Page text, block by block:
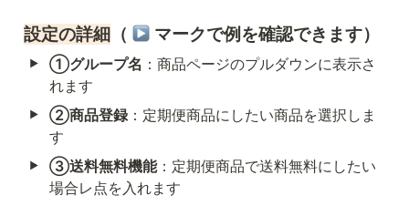
設定の詳細 （ マークで例を確認できます）
①グループ名 ：商品ページのプルダウンに表示さ
れます
②商品登録 ：定期便商品にしたい商品を選択しま
す
③送料無料機能：定期便商品で送料無料にしたい
場合レ点を入れます